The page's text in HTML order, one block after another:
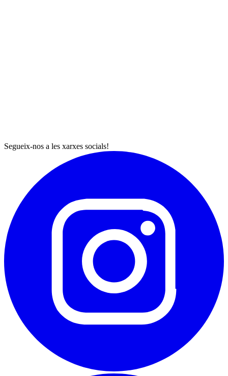
Segueix-nos a les xarxes socials!